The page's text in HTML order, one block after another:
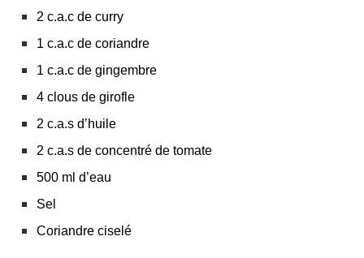
2 c.a.c de curry
1 c.a.c de coriandre
1 c.a.c de gingembre
4 clous de girofle
2 c.a.s d’huile
2 c.a.s de concentré de tomate
500 ml d’eau
Sel
Coriandre ciselé